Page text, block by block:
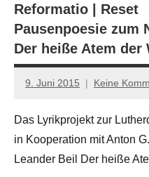
Reformatio | Reset
Pausenpoesie zum
Der heiße Atem der
9. Juni 2015
Anton
Leitner
Keine
Das Lyrikprojekt zur
in Kooperation mit Anton
Leander Beil Der heiße